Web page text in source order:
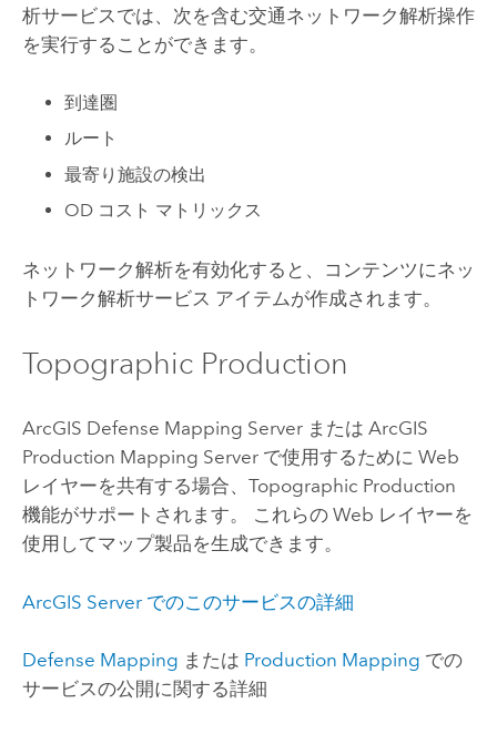
析サービスでは、次を含む交通ネットワーク解析操作
を実行することができます。
到達圏
ルート
最寄り施設の検出
OD コスト マトリックス
ネットワーク解析を有効化すると、コンテンツにネッ
トワーク解析サービス アイテムが作成されます。
Topographic Production
ArcGIS Defense Mapping Serverまたは ArcGIS
Production Mapping Serverで使用するために Web
レイヤーを共有する場合、Topographic Production
機能がサポートされます。 これらの Web レイヤーを
使用してマップ製品を生成できます。
ArcGIS Serverでのこのサービスの詳細
Defense Mapping または Production Mapping での
サービスの公開に関する詳細